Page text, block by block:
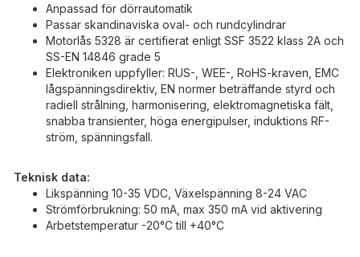
Anpassad för dörrautomatik
Passar skandinaviska oval- och rundcylindrar
Motorlås 5328 är certifierat enligt SSF 3522 klass 2A och
SS-EN 14846 grade 5
Elektroniken uppfyller: RUS-, WEE-, RoHS-kraven, EMC
lågspänningsdirektiv, EN normer beträffande styrd och
radiell strålning, harmonisering, elektromagnetiska fält,
snabba transienter, höga energipulser, induktions RF-
ström, spänningsfall.
Teknisk data:
Likspänning 10-35 VDC, Växelspänning 8-24 VAC
Strömförbrukning: 50 mA, max 350 mA vid aktivering
Arbetstemperatur -20°C till +40°C